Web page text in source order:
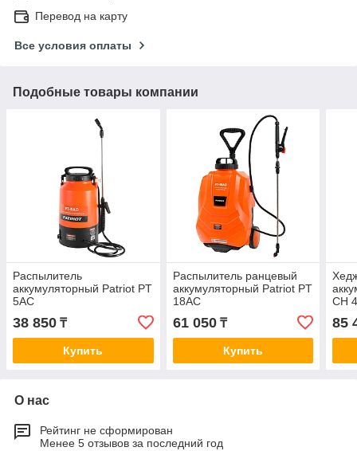
Перевод на карту
Все условия оплаты
Подобные товары компании
Распылитель
аккумуляторный Patriot PT
5АС
38 850 ₸
Купить
Распылитель ранцевый
аккумуляторный Patriot PT
18АС
61 050₸
Купить
CH
85
О нас
Рейтинг не сформирован
Менее 5 отзывов за последний год